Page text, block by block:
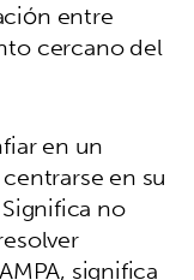
entre
cercano del
en un
en su
no
significa